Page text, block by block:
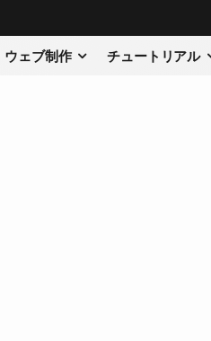
ウェブ制作 チュートリアル